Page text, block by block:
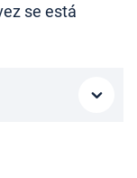
se está